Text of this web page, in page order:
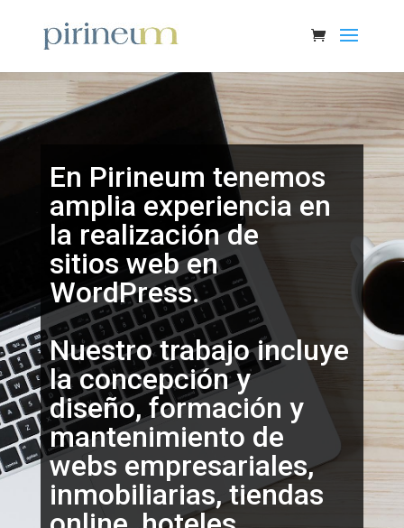
En Pirineum tenemos
amplia experiencia en
la realización de
sitios web en
WordPress.
Nuestro trabajo incluye
la concepción y
diseño, formación y
mantenimiento de
webs empresariales,
inmobiliarias, tiendas